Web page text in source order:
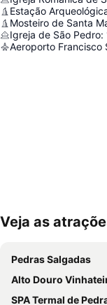
Estação
Mosteiro de Santa
Igreja de São Pedro:
Aeroporto Francisco
Ampliar mapa
Veja as
Pedras Salgadas
Alto Douro
SPA Termal de Pedras